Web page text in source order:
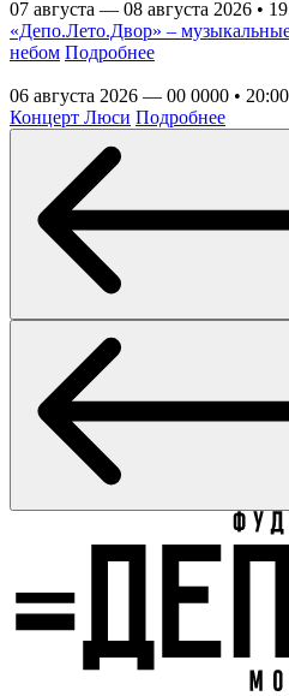
07 августа — 08 августа 2026 •
«Депо.Лето.Двор» –
небом Подробнее
06 августа 2026 — 00 0000 • 20:00
Концерт Люси Подробнее